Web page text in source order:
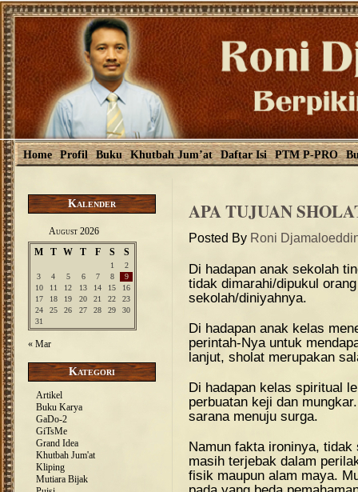
Home Profil Buku Khutbah Jum’at Daftar Isi PTM P-PRO
Kalender
August 2026
M
T W T F S S
1
2
3
4 5 6 7 8
9
10
11 12 13 14 15
16
17
18 19 20 21 22
23
24
25 26 27 28 29
30
31
« Mar
Kategori
Artikel
Buku Karya
GaDo-2
GiTsMe
Grand Idea
Khutbah Jum'at
Kliping
Mutiara Bijak
APA TUJUAN
Posted By Roni
Di hadapan anak sekolah
tidak dimarahi/dipukul
sekolah/diniyahnya.
Di hadapan anak kelas
perintah-Nya untuk
lanjut, sholat merupakan
Di hadapan kelas spiritual
perbuatan keji dan
sarana menuju surga.
Namun fakta ironinya,
masih terjebak dalam
fisik maupun alam maya.